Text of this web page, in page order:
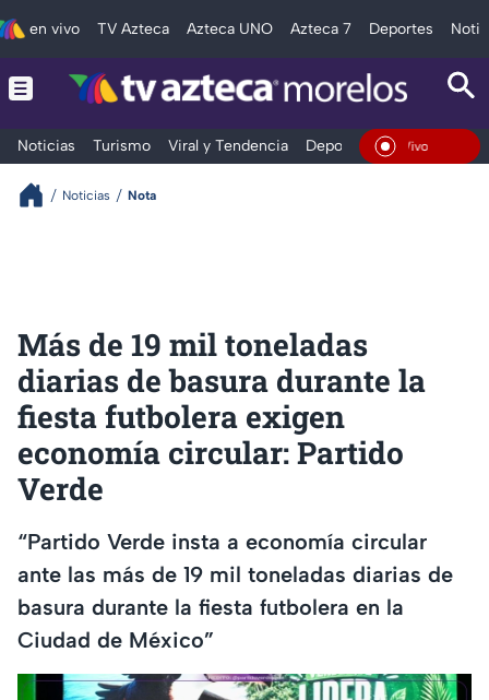
en vivo TV Azteca Azteca UNO Azteca 7 Deportes
Noticias Turismo Viral y Tendencia Deportes Espectáculos
En Vivo
Noticias Nota
Más de 19 mil toneladas
diarias de basura durante la
fiesta futbolera exigen
economía circular: Partido
Verde
“Partido Verde insta a economía circular
ante las más de 19 mil toneladas diarias de
basura durante la fiesta futbolera en la
Ciudad de México”